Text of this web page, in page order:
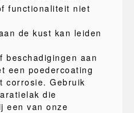
functionaliteit niet
de kust kan leiden
beschadigingen aan
een poedercoating
corrosie. Gebruik
die
een van onze